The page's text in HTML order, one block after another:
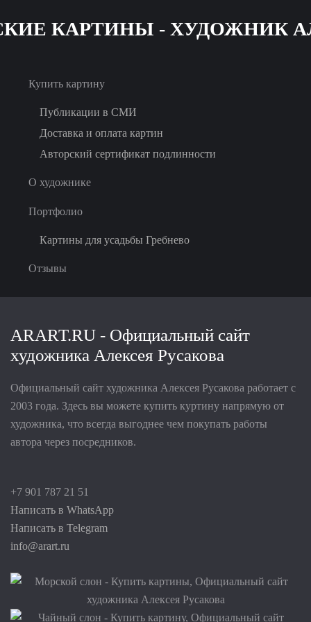
Skip
content
Купить картину
Публикации в СМИ
Доставка и оплата картин
Авторский сертификат подлинности
О художнике
Портфолио
Картины для усадьбы Гребнево
Отзывы
ARART.RU - Официальный сайт
художника Алексея Русакова
Официальный сайт художника Алексея Русакова работает с
2003 года. Здесь вы можете купить куртину напрямую от
художника, что всегда выгоднее чем покупать работы
автора через посредников.
+7 901 787 21 51
Написать в WhatsApp
Написать в Telegram
info@arart.ru
Размер: